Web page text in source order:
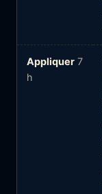
Appliquer 7
h